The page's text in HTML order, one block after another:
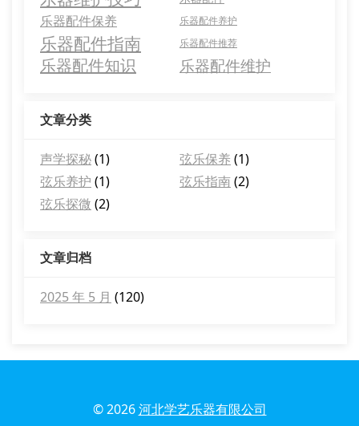
乐器配件保养 乐器配件养护
乐器配件指南 乐器配件推荐
乐器配件知识 乐器配件维护
文章分类
声学探秘(1) 弦乐保养 (1)
弦乐养护 (1) 弦乐指南(2)
弦乐探微 (2)
文章归档
2025 年 5 月 (120)
© 2026河北学艺乐器有限公司